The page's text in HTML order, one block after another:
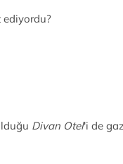
Divan Otel'i de